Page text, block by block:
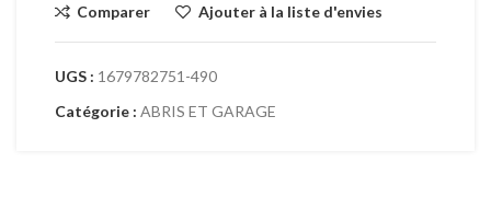
Comparer Ajouter à la liste d'envies
UGS : 1679782751-490
Catégorie : ABRIS ET GARAGE